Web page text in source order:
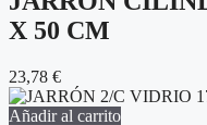
X 50 CM
23,78 €
Añadir al carrito